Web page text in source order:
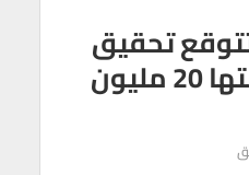
تحقيق
أرباح تتجاوز قيمتها 20 مليون